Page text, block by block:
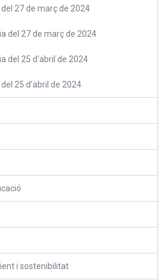
27 de març de 2024
del 27 de març de 2024
del 25 d'abril de 2024
25 d'abril de 2024
i sostenibilitat